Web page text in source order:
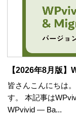
【2026年8月版
皆さんこんにちは
す。 本記事は
WPvivid — Ba...